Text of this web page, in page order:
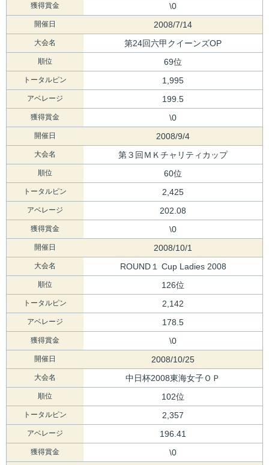
獲得賞金 \0
開催日 2008/7/14
大会名 第24回六甲クイーンズOP
順位 69位
トータルピン 1,995
アベレージ 199.5
獲得賞金 \0
開催日 2008/9/4
大会名 第３回ＭＫチャリティカップ
順位 60位
トータルピン 2,425
アベレージ 202.08
獲得賞金 \0
開催日 2008/10/1
大会名 ROUND１ Cup Ladies 2008
順位 126位
トータルピン 2,142
アベレージ 178.5
獲得賞金 \0
開催日 2008/10/25
大会名 中日杯2008東海女子ＯＰ
順位 102位
トータルピン 2,357
アベレージ 196.41
獲得賞金 \0